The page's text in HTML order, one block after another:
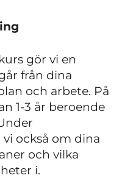
gör vi en
från dina
och arbete. På
1-3 år beroende
också om dina
och vilka
i.